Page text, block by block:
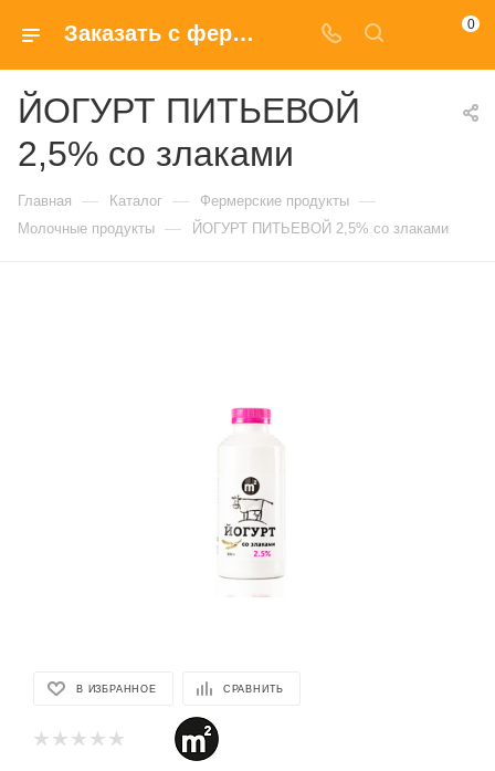
Заказать с фермы ЙОГУРТ ПИТЬЕВОЙ 2,5% со злаками 0
ЙОГУРТ ПИТЬЕВОЙ
2,5% со злаками
Главная — Каталог — Фермерские продукты —
Молочные продукты — ЙОГУРТ ПИТЬЕВОЙ 2,5% со злаками
В ИЗБРАННОЕ СРАВНИТЬ